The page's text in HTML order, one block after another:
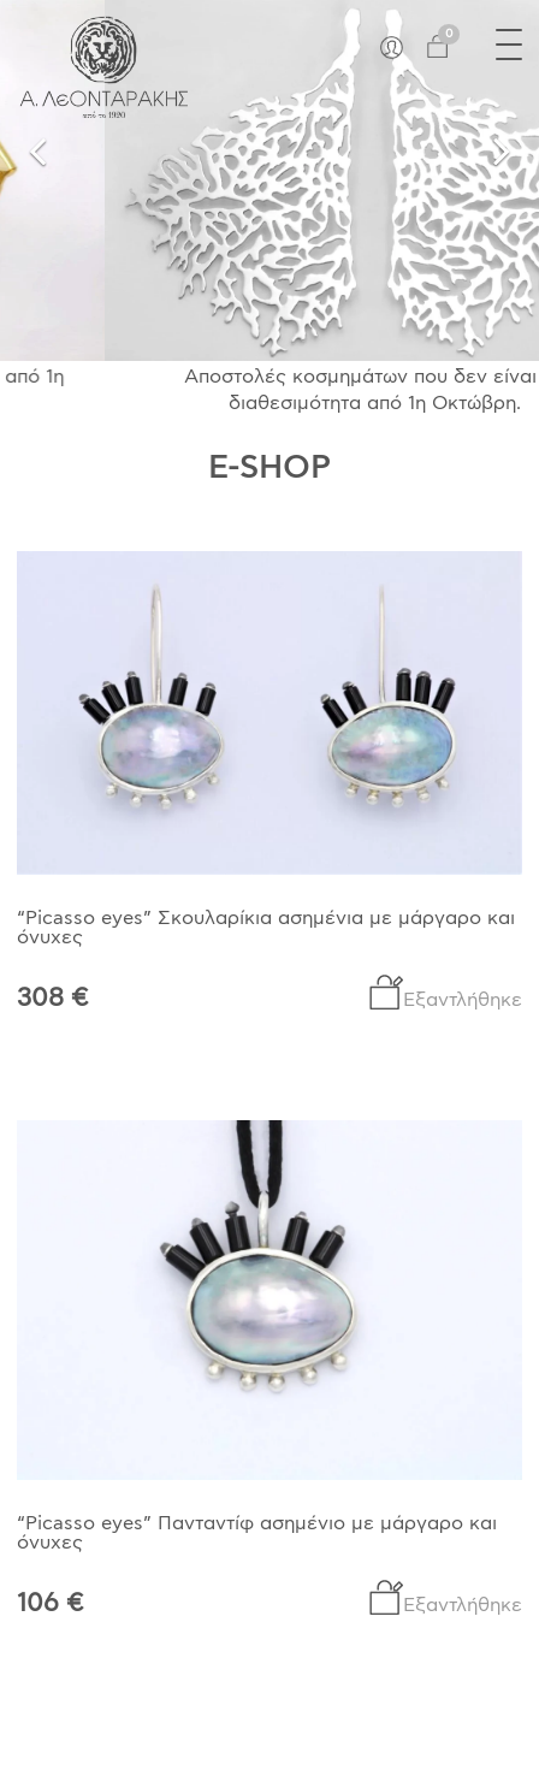
0 ×
E-SHOP
ΔΑΚΤΥΛΊΔΙΑ
ΠΑΝΤΑΝΤΊΦ
ΝΟΜΊΣΜΑΤΑ
Η ΣΧΕΔΙΆΣΤΡΙΑ
ΤΙ ΣΗΜΑΊΝΕΙ ΤΟ ΚΌΣΜΗΜΑ ΓΙΑ ΜΑΣ ;
ΚΑΤΑΣΤΉΜΑΤΑ
ΔΗΜΟΣΙΕΎΣΕΙΣ
ΕΠΙΚΟΙΝΩΝΊΑ
ΑΠΟΣΤΟΛΈΣ/ΕΠΙΣΤΡΟΦΈΣ
Αποστολές κοσμημάτων που δεν είναι σε
διαθεσιμότητα από 1η Οκτώβρη.
E-SHOP
“Picasso eyes” Σκουλαρίκια ασημένια με μάργαρο και
όνυχες
308 € Εξαντλήθηκε
“Picasso eyes” Πανταντίφ ασημένιο με μάργαρο και
όνυχες
106 € Εξαντλήθηκε